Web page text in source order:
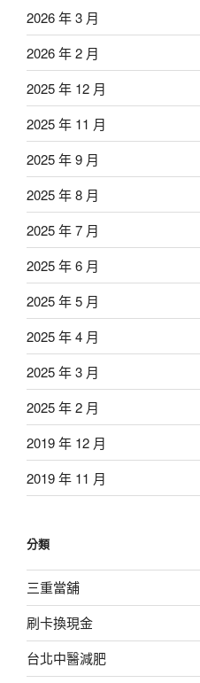
2026 年 3 月
2026 年 2 月
2025 年 12 月
2025 年 11 月
2025 年 9 月
2025 年 8 月
2025 年 7 月
2025 年 6 月
2025 年 5 月
2025 年 4 月
2025 年 3 月
2025 年 2 月
2019 年 12 月
2019 年 11 月
分類
三重當舖
刷卡換現金
台北中醫減肥